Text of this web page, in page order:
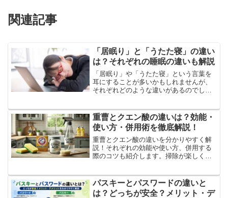
関連記事
「居眠り」と「うたた寝」の違い
は？それぞれの睡眠の違いも解説
「居眠り」や「うたた寝」という言葉を
耳にすることが多いかもしれませんが、
それぞれどのような違いがあるのでしょ
す。この記事では、そんな「居眠り」と
「うたた寝」の違いを分...
重曹とクエン酸の違いは？効能・
使い方・併用術を徹底解説！
重曹とクエン酸の違いを分かりやすく解
説！それぞれの効能や使い方、併用する
際のコツも紹介します。掃除が楽しくな
パスキーとパスワードの違いと
は？どっちが安全？メリット・デ